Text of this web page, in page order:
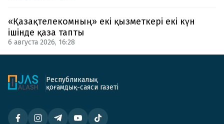
«Қазақтелекомның» екі қызметкері екі күн
ішінде қаза тапты
6 августа 2026, 16:28
Республикалық
қоғамдық-саяси газеті